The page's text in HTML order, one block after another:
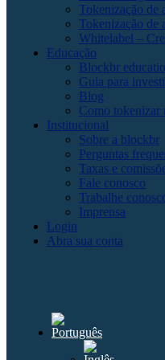
Tokenização de
Tokenização de
Whitelabel –
Educação
Blockbr
Guia para
Blog
Como tokenizar
Institucional
Sobre a blockbr
Perguntas
Taxas e
Fale conosco
Trabalhe
Imprensa
Login
Abra sua conta